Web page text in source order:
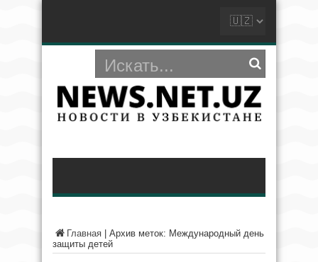
Главная
Архив меток: Международный день
защиты детей